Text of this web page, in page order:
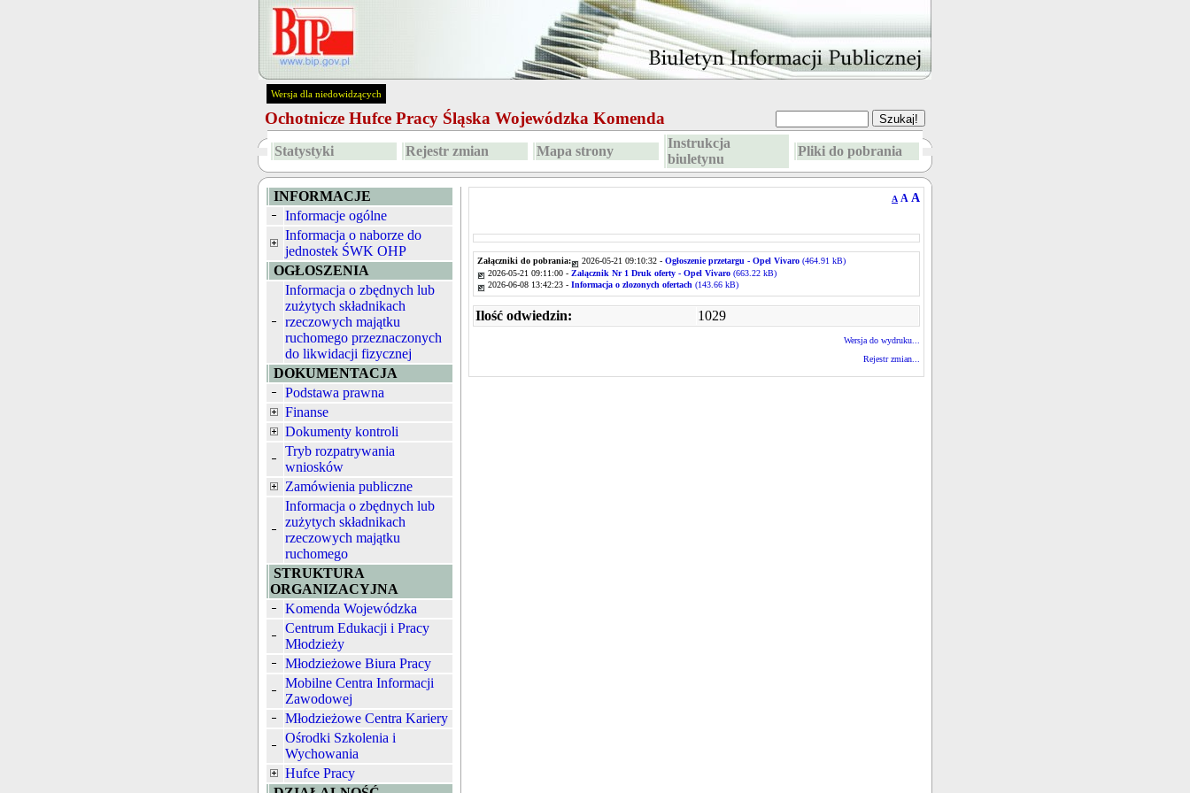
Wersja dla niedowidzących
Ochotnicze Hufce Pracy Śląska Wojewódzka Komenda
Statystyki Rejestr zmian Mapa strony
Instrukcja
biuletynu
Pliki do pobrania
INFORMACJE
Informacje ogólne
Informacja o naborze do
jednostek ŚWK OHP
OGŁOSZENIA
Informacja o zbędnych lub
zużytych składnikach
rzeczowych majątku
ruchomego przeznaczonych
do likwidacji fizycznej
DOKUMENTACJA
Podstawa prawna
Finanse
Dokumenty kontroli
Tryb rozpatrywania
wniosków
Zamówienia publiczne
Informacja o zbędnych lub
zużytych składnikach
rzeczowych majątku
ruchomego
STRUKTURA
ORGANIZACYJNA
Komenda Wojewódzka
Centrum Edukacji i Pracy
Młodzieży
Młodzieżowe Biura Pracy
Mobilne Centra Informacji
Zawodowej
Młodzieżowe Centra Kariery
Ośrodki Szkolenia i
Wychowania
Hufce Pracy
A A A
Załączniki do pobrania: 2026-05-21 09:10:32 - Ogłoszenie przetargu - Opel Vivaro (464.91 kB)
2026-05-21 09:11:00 - Załącznik Nr 1 Druk oferty - Opel Vivaro (663.22 kB)
2026-06-08 13:42:23 - Informacja o zlozonych ofertach (143.66 kB)
Ilość odwiedzin: 1029
Wersja do wydruku...
Rejestr zmian...